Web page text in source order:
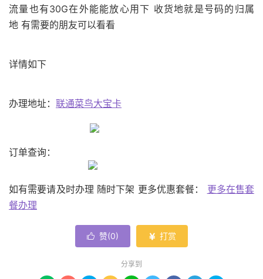
流量也有30G在外能能放心用下 收货地就是号码的归属
地 有需要的朋友可以看看
详情如下
办理地址： 联通菜鸟大宝卡
订单查询：
如有需要请及时办理 随时下架 更多优惠套餐： 更多在售套
餐办理
 赞(0)  打赏
分享到